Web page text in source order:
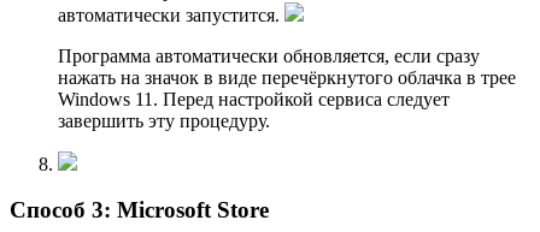
автоматически запустится.
Программа автоматически обновляется, если сразу
нажать на значок в виде перечёркнутого облачка в трее
Windows 11. Перед настройкой сервиса следует
завершить эту процедуру.
Способ 3: Microsoft Store